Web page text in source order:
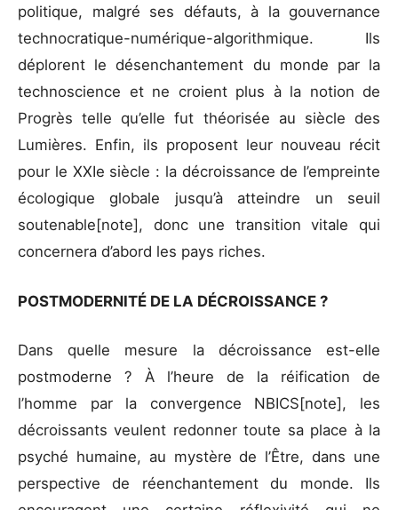
politique, malgré ses défauts, à la gouvernance
technocratique-numérique-algorithmique. Ils
déplorent le désenchantement du monde par la
technoscience et ne croient plus à la notion de
Progrès telle qu’elle fut théorisée au siècle des
Lumières. Enfin, ils proposent leur nouveau récit
pour le XXIe siècle : la décroissance de l’empreinte
écologique globale jusqu’à atteindre un seuil
soutenable[note], donc une transition vitale qui
concernera d’abord les pays riches.
POSTMODERNITÉ DE LA DÉCROISSANCE ?
Dans quelle mesure la décroissance est-elle
postmoderne ? À l’heure de la réification de
l’homme par la convergence NBICS[note], les
décroissants veulent redonner toute sa place à la
psyché humaine, au mystère de l’Être, dans une
perspective de réenchantement du monde. Ils